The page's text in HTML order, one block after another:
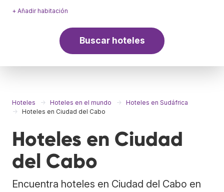
+ Añadir habitación
Buscar hoteles
Hoteles Hoteles en el mundo
Hoteles en Sudáfrica
Hoteles en Ciudad del Cabo
Hoteles en Ciudad
del Cabo
Encuentra hoteles en Ciudad del Cabo en